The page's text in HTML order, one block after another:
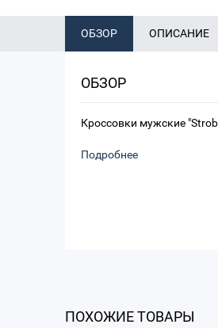
ОБЗОР ОПИСАНИЕ
ОБЗОР
Кроссовки мужские
Подробнее
ПОХОЖИЕ ТОВАРЫ